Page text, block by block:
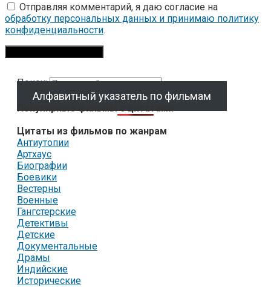
Отправляя комментарий, я даю согласие на
обработку персональных данных и принимаю политику
конфиденциальности.
Поиск:
Алфавитный указатель по фильмам
Популярные фильмы с цитатами
Цитаты из фильмов по жанрам
Антиутопии
Артхаус
Биографии
Боевики
Вестерны
Военные
Гангстерские
Детективы
Детские
Документальные
Драмы
Индийские
Исторические